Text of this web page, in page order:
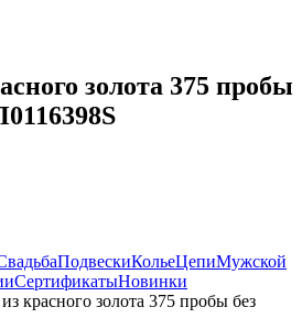
золота 375 пробы
ПодвескиКольеЦепиМужской
СертификатыНовинки
красного золота 375 пробы без